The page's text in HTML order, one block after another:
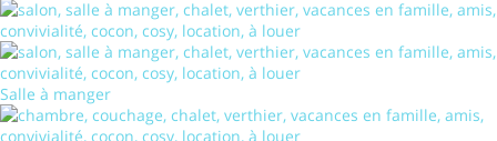
Salle à manger